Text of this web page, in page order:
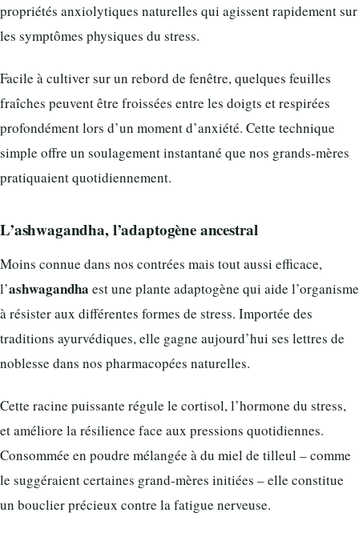
propriétés anxiolytiques naturelles qui agissent rapidement sur
les symptômes physiques du stress.
Facile à cultiver sur un rebord de fenêtre, quelques feuilles
fraîches peuvent être froissées entre les doigts et respirées
profondément lors d’un moment d’anxiété. Cette technique
simple offre un soulagement instantané que nos grands-mères
pratiquaient quotidiennement.
L’ashwagandha, l’adaptogène ancestral
Moins connue dans nos contrées mais tout aussi efficace,
l’ashwagandha est une plante adaptogène qui aide l’organisme
à résister aux différentes formes de stress. Importée des
traditions ayurvédiques, elle gagne aujourd’hui ses lettres de
noblesse dans nos pharmacopées naturelles.
Cette racine puissante régule le cortisol, l’hormone du stress,
et améliore la résilience face aux pressions quotidiennes.
Consommée en poudre mélangée à du miel de tilleul – comme
le suggéraient certaines grand-mères initiées – elle constitue
un bouclier précieux contre la fatigue nerveuse.